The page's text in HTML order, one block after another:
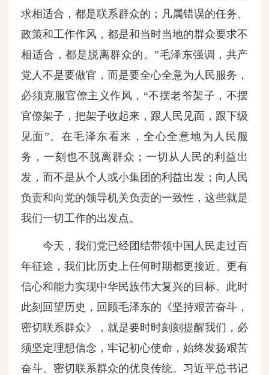
求相适合，都是联系群众的；凡属错误的任务、
政策和工作作风，都是和当时当地的群众要求不
相适合，都是脱离群众的。”毛泽东强调，共产
党人不是要做官，而是要全心全意为人民服务，
必须克服官僚主义作风，“不摆老爷架子，不摆
官僚架子，把架子收起来，跟人民见面，跟下级
见面”。在毛泽东看来，全心全意地为人民服
务，一刻也不脱离群众；一切从人民的利益出
发，而不是从个人或小集团的利益出发；向人民
负责和向党的领导机关负责的一致性，这些就是
我们一切工作的出发点。
今天，我们党已经团结带领中国人民走过百
年征途，我们比历史上任何时期都更接近、更有
信心和能力实现中华民族伟大复兴的目标。此时
此刻回望历史，回顾毛泽东的《坚持艰苦奋斗，
密切联系群众》，就是要时时刻刻提醒我们，必
须坚定理想信念，牢记初心使命，始终发扬艰苦
奋斗、密切联系群众的优良传统。习近平总书记